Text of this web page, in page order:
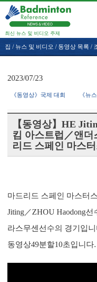
최신 뉴스 및 비디오 주제
집 / 뉴스 및 비디오 /동영상 목록 /
2023/07/23
《동영상》국제 대회 《뉴
【동영상】HE
킴 아스트럽／앤
리드 스페인 마스
마드리드 스페인 마스터
Jiting／ZHOU Haodong
라스무센선수의 경기입니
동영상49분할10초입니다.